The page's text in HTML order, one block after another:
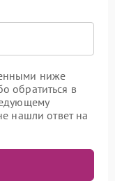
ниже
обратиться в
нашли ответ на